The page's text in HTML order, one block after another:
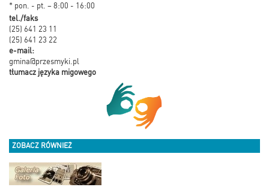
* pon. - pt. – 8:00 - 16:00
tel./faks
(25) 641 23 11
(25) 641 23 22
e-mail:
gmina@przesmyki.pl
tłumacz języka migowego
ZOBACZ RÓWNIEŻ